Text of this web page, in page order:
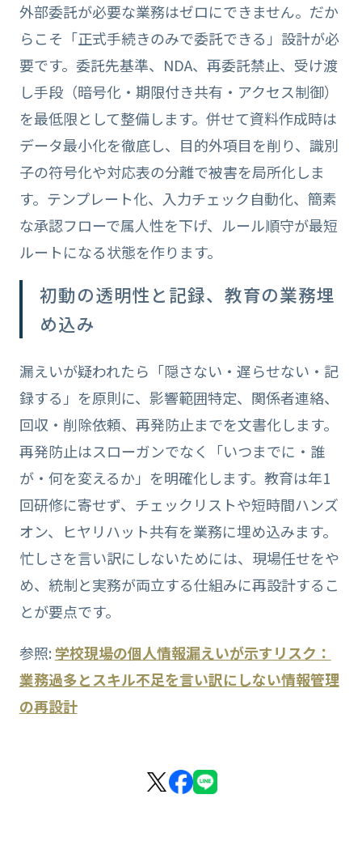
外部委託が必要な業務はゼロにできません。だか
らこそ「正式手続きのみで委託できる」設計が必
要です。委託先基準、NDA、再委託禁止、受け渡
し手段（暗号化・期限付き共有・アクセス制御）
を最低限として整備します。併せて資料作成時は
データ最小化を徹底し、目的外項目を削り、識別
子の符号化や対応表の分離で被害を局所化しま
す。テンプレート化、入力チェック自動化、簡素
な承認フローで属人性を下げ、ルール順守が最短
ルートになる状態を作ります。
初動の透明性と記録、教育の業務埋
め込み
漏えいが疑われたら「隠さない・遅らせない・記
録する」を原則に、影響範囲特定、関係者連絡、
回収・削除依頼、再発防止までを文書化します。
再発防止はスローガンでなく「いつまでに・誰
が・何を変えるか」を明確化します。教育は年1
回研修に寄せず、チェックリストや短時間ハンズ
オン、ヒヤリハット共有を業務に埋め込みます。
忙しさを言い訳にしないためには、現場任せをや
め、統制と実務が両立する仕組みに再設計するこ
とが要点です。
参照: 学校現場の個人情報漏えいが示すリスク：
業務過多とスキル不足を言い訳にしない情報管理
の再設計